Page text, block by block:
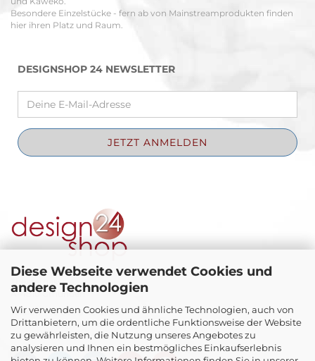
Diese Webseite verwendet Cookies und
andere Technologien
Wir verwenden Cookies und ähnliche Technologien, auch von
Drittanbietern, um die ordentliche Funktionsweise der Website
zu gewährleisten, die Nutzung unseres Angebotes zu
analysieren und Ihnen ein bestmögliches Einkaufserlebnis
Besondere Einzelstücke - fern ab von Mainstreamprodukten finden
hier ihren Platz und Raum.
DESIGNSHOP 24 NEWSLETTER
Theatergasse 4
A-4810 Gmunden
Telefon +43 664 3 48 63 28
E-Mail:office@schwanthaler-galerie.at